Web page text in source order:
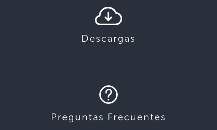
Descargas
Preguntas Frecuentes